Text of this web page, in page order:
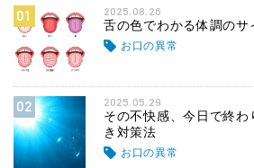
01 2025.08.26
舌の色でわかる体調のサ
お口の異常
02 2025.05.29
その不快感、今日で終
き対策法
お口の異常